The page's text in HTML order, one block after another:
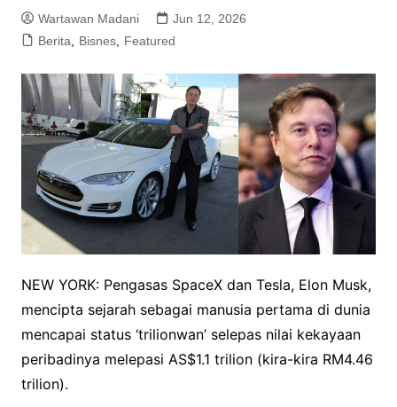
Wartawan Madani
Jun 12, 2026
Berita, Bisnes, Featured
NEW YORK: Pengasas SpaceX dan Tesla, Elon Musk,
mencipta sejarah sebagai manusia pertama di dunia
mencapai status ‘trilionwan’ selepas nilai kekayaan
peribadinya melepasi AS$1.1 trilion (kira-kira RM4.46
trilion).